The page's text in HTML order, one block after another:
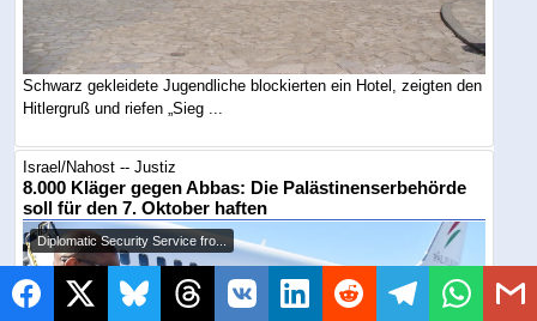
Schwarz gekleidete Jugendliche blockierten ein Hotel, zeigten den
Hitlergruß und riefen „Sieg ...
Israel/Nahost -- Justiz
8.000 Kläger gegen Abbas: Die Palästinenserbehörde
soll für den 7. Oktober haften
Diplomatic Security Service fro...